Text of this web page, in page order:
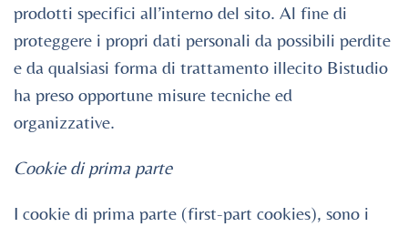
prodotti specifici all’interno del sito. Al fine di
proteggere i propri dati personali da possibili perdite
e da qualsiasi forma di trattamento illecito Bistudio
ha preso opportune misure tecniche ed
organizzative.
Cookie di prima parte
I cookie di prima parte (first-part cookies), sono i